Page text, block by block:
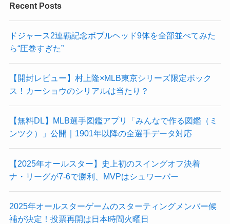
Recent Posts
ドジャース2連覇記念ボブルヘッド9体を全部並べてみた
ら“圧巻すぎた”
【開封レビュー】村上隆×MLB東京シリーズ限定ボック
ス！カーショウのシリアルは当たり？
【無料DL】MLB選手図鑑アプリ「みんなで作る図鑑（ミ
ンツク）」公開｜1901年以降の全選手データ対応
【2025年オールスター】史上初のスイングオフ決着
ナ・リーグが7-6で勝利、MVPはシュワーバー
2025年オールスターゲームのスターティングメンバー候
補が決定！投票再開は日本時間火曜日